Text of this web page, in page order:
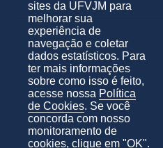
sites da UFVJM para
melhorar sua
experiência de
navegação e coletar
dados estatísticos. Para
ter mais informações
sobre como isso é feito,
acesse nossa Política
de Cookies. Se você
concorda com nosso
monitoramento de
cookies, clique em "OK".